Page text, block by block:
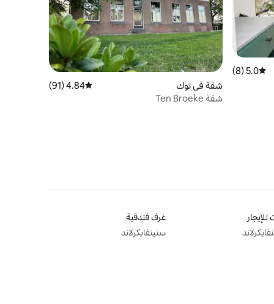
متوسط التقييم 5.0 من 5، 8 مراجعات
5.0 (8)
شقة في توك متوسط التقييم 4.84 من 5، 91 مراجعات
4.84 (91)
شقة Ten Broeke
للإيجار
غرف فندقية
ستينفايكرلاند